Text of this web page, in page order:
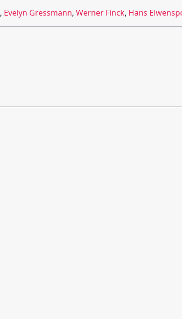
, Evelyn Gressmann, Werner Finck, Hans